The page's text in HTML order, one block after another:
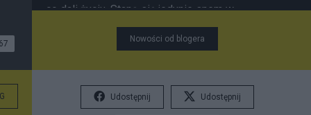
67
co dali życiu. Staną się jedynie snem w
"przeszłości". Ci co baczą uważnie na obiektywną
rzeczywistość wokół siebie, staną się
Nowości od blogera
Udostępnij Udostępnij